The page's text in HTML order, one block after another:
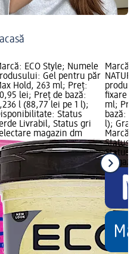
ECO Style; Numele
Gel pentru păr
Hold, 263 ml; Preț:
lei; Preț de bază:
l (88,77 lei pe 1 l);
Status
Livrabil, Status gri
magazin dm
Marcă:
fixare
ml;
bază:
l);
Marcă
Status
Status